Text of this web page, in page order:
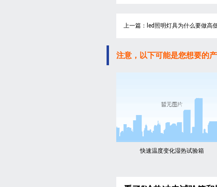
上一篇：led照明灯具为什么要做高
注意，以下可能是您想要的
快速温度变化湿热试验箱